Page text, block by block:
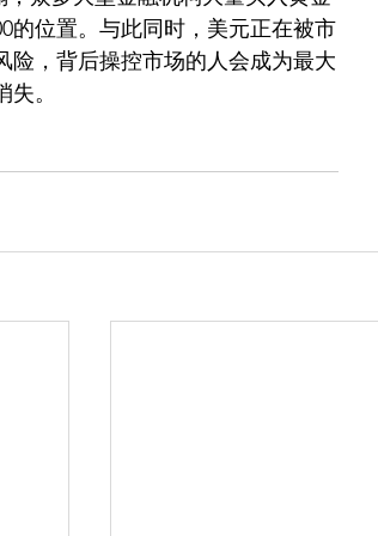
的位置。与此同时，美元正在被市
险，背后操控市场的人会成为最大
。